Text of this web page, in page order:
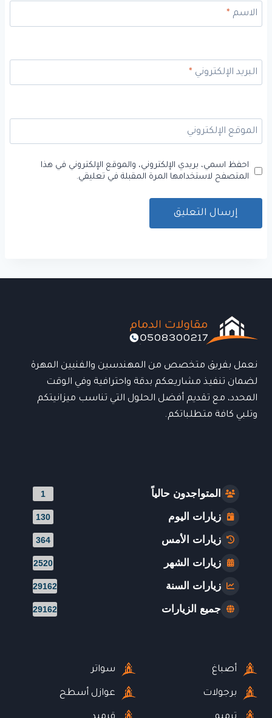
الاسم*
البريد الإلكتروني*
الموقع الإلكتروني
احفظ اسمي، بريدي الإلكتروني، والموقع الإلكتروني في هذا
المتصفح لاستخدامها المرة المقبلة في تعليقي.
نعمل بفريق متخصص من المهندسين والفنيين المهرة
لضمان تنفيذ مشاريعكم بدقة واحترافية وفي الوقت
المحدد، مع تقديم أفضل الحلول التي تناسب ميزانيتكم
وتلبي كافة متطلباتكم.
المتواجدون حالياً 1
زيارات اليوم 130
زيارات الأمس 364
زيارات الشهر 2520
زيارات السنة 29162
جميع الزيارات 29162
أصباغ
برجولات
سواتر
عوازل أسطح